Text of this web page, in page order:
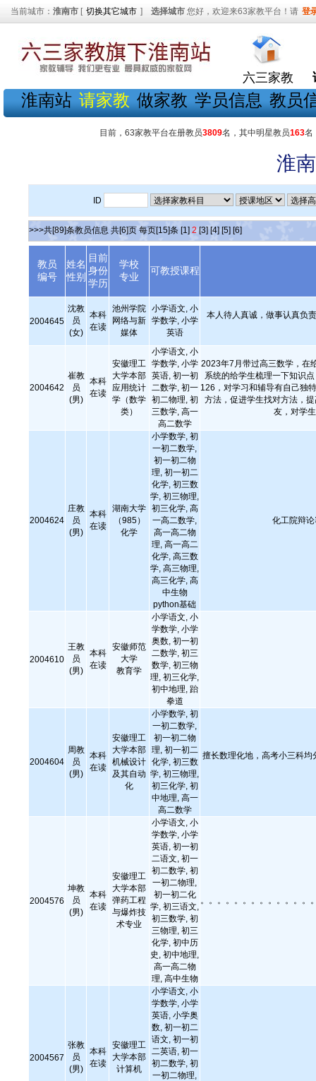
当前城市： 淮南市 [ 切换其它城市 ] 选择城市 您好，欢迎来63家教平台！请 登
六三家教
淮南站 请家教 做家教 学员信息 教员
目前，63家教平台在册教员3809名，其中明星教员163名
淮
ID
>>>共[89]条教员信息 共[6]页 每页[15]条 [1] 2 [3] [4] [5] [6]
教员
编号
姓名
性别
目前
身份
学历
学校
专业
可教授课程
2004645
沈教
员
(女)
本科
在读
池州学院
网络与新
媒体
小学语文, 小
学数学, 小学
英语
本人待人真诚，做事认真负
2004642
崔教
员
(男)
本科
在读
安徽理工
大学本部
应用统计
学（数学
类）
小学语文, 小
学数学, 小学
英语, 初一初
二数学, 初一
初二物理, 初
三数学, 高一
高二数学
2023年7月带过高三数学，在
系统的给学生梳理一下知识
126，对学习和辅导有自己独
方法，促进学生找对方法，
友，对学
2004624
庄教
员
(男)
本科
在读
湖南大学
（985）
化学
小学数学, 初
一初二数学,
初一初二物
理, 初一初二
化学, 初三数
学, 初三物理,
初三化学, 高
一高二数学,
高一高二物
理, 高一高二
化学, 高三数
学, 高三物理,
高三化学, 高
中生物
python基础
化工院辩
2004610
王教
员
(男)
本科
在读
安徽师范
大学
教育学
小学语文, 小
学数学, 小学
奥数, 初一初
二数学, 初三
数学, 初三物
理, 初三化学,
初中地理, 跆
拳道
2004604
周教
员
(男)
本科
在读
安徽理工
大学本部
机械设计
及其自动
化
小学数学, 初
一初二数学,
初一初二物
理, 初一初二
化学, 初三数
学, 初三物理,
初三化学, 初
中地理, 高一
高二数学
擅长数理化地，高考小三科
2004576
坤教
员
(男)
本科
在读
安徽理工
大学本部
弹药工程
与爆炸技
术专业
小学语文, 小
学数学, 小学
英语, 初一初
二语文, 初一
初二数学, 初
一初二物理,
初一初二化
学, 初三语文,
初三数学, 初
三物理, 初三
化学, 初中历
史, 初中地理,
高一高二物
理, 高中生物
。。。。。。。。。。。。。
2004567
张教
员
(男)
本科
在读
安徽理工
大学本部
计算机
小学语文, 小
学数学, 小学
英语, 小学奥
数, 初一初二
语文, 初一初
二英语, 初一
初二数学, 初
一初二物理,